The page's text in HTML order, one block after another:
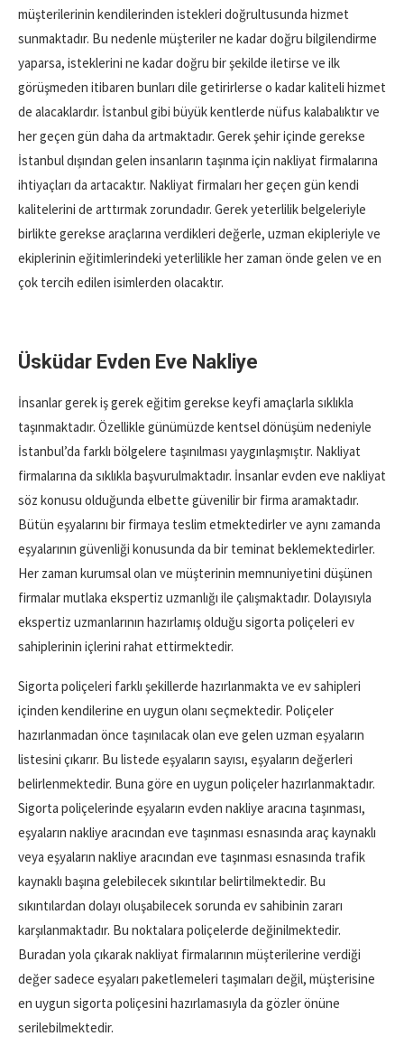
müşterilerinin kendilerinden istekleri doğrultusunda hizmet
sunmaktadır. Bu nedenle müşteriler ne kadar doğru bilgilendirme
yaparsa, isteklerini ne kadar doğru bir şekilde iletirse ve ilk
görüşmeden itibaren bunları dile getirirlerse o kadar kaliteli hizmet
de alacaklardır. İstanbul gibi büyük kentlerde nüfus kalabalıktır ve
her geçen gün daha da artmaktadır. Gerek şehir içinde gerekse
İstanbul dışından gelen insanların taşınma için nakliyat firmalarına
ihtiyaçları da artacaktır. Nakliyat firmaları her geçen gün kendi
kalitelerini de arttırmak zorundadır. Gerek yeterlilik belgeleriyle
birlikte gerekse araçlarına verdikleri değerle, uzman ekipleriyle ve
ekiplerinin eğitimlerindeki yeterlilikle her zaman önde gelen ve en
çok tercih edilen isimlerden olacaktır.
Üsküdar Evden Eve Nakliye
İnsanlar gerek iş gerek eğitim gerekse keyfi amaçlarla sıklıkla
taşınmaktadır. Özellikle günümüzde kentsel dönüşüm nedeniyle
İstanbul’da farklı bölgelere taşınılması yaygınlaşmıştır. Nakliyat
firmalarına da sıklıkla başvurulmaktadır. İnsanlar evden eve nakliyat
söz konusu olduğunda elbette güvenilir bir firma aramaktadır.
Bütün eşyalarını bir firmaya teslim etmektedirler ve aynı zamanda
eşyalarının güvenliği konusunda da bir teminat beklemektedirler.
Her zaman kurumsal olan ve müşterinin memnuniyetini düşünen
firmalar mutlaka ekspertiz uzmanlığı ile çalışmaktadır. Dolayısıyla
ekspertiz uzmanlarının hazırlamış olduğu sigorta poliçeleri ev
sahiplerinin içlerini rahat ettirmektedir.
Sigorta poliçeleri farklı şekillerde hazırlanmakta ve ev sahipleri
içinden kendilerine en uygun olanı seçmektedir. Poliçeler
hazırlanmadan önce taşınılacak olan eve gelen uzman eşyaların
listesini çıkarır. Bu listede eşyaların sayısı, eşyaların değerleri
belirlenmektedir. Buna göre en uygun poliçeler hazırlanmaktadır.
Sigorta poliçelerinde eşyaların evden nakliye aracına taşınması,
eşyaların nakliye aracından eve taşınması esnasında araç kaynaklı
veya eşyaların nakliye aracından eve taşınması esnasında trafik
kaynaklı başına gelebilecek sıkıntılar belirtilmektedir. Bu
sıkıntılardan dolayı oluşabilecek sorunda ev sahibinin zararı
karşılanmaktadır. Bu noktalara poliçelerde değinilmektedir.
Buradan yola çıkarak nakliyat firmalarının müşterilerine verdiği
değer sadece eşyaları paketlemeleri taşımaları değil, müşterisine
en uygun sigorta poliçesini hazırlamasıyla da gözler önüne
serilebilmektedir.